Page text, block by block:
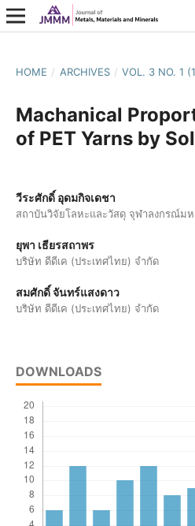
HOME / ARCHIVES / VOL. 3 NO. 1
Machanical
of PET Yarns by
วีระศักดิ์ อุดมกิจเดชา
สถาบันวิจัยโลหะและวัสดุ จุฬาลงกรณ์ม
ยุพา เธียรสถาพร
บริษัท ดีดีเค (ประเทศไทย) จำกัด
สมศักดิ์ จันทร์แสงดาว
บริษัท ดีดีเค (ประเทศไทย) จำกัด
DOWNLOADS